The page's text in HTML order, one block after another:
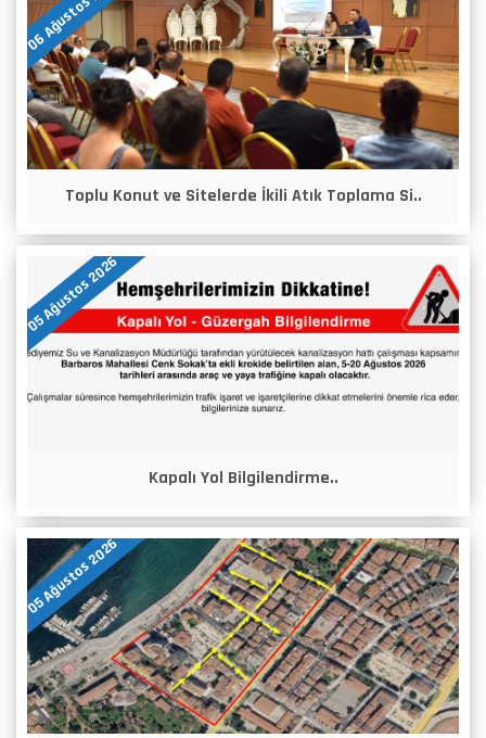
Toplu Konut ve Sitelerde İkili Atık Toplama Si..
05 Ağustos 2026
Kapalı Yol Bilgilendirme..
05 Ağustos 2026